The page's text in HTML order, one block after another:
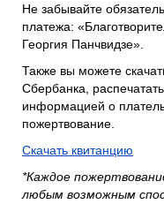
Не забывайте
платежа:
Георгия Панчвидзе».
Также вы можете
Сбербанка,
информацией о
пожертвование.
Скачать квитанцию
*Каждое
любым возможным